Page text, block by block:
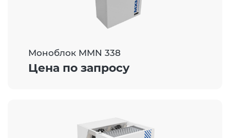
Моноблок MMN 338
Цена по запросу